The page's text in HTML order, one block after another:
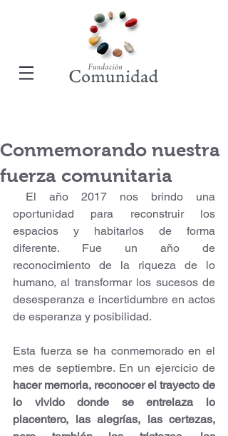
Conmemorando nuestra
fuerza comunitaria
oportunidad para reconstruir los
espacios y habitarlos de forma
diferente. Fue un año de
reconocimiento de la riqueza de lo
humano, al transformar los sucesos de
desesperanza e incertidumbre en actos
de esperanza y posibilidad.
Esta fuerza se ha conmemorado en el
hacer memoria, reconocer el trayecto de
lo vivido donde se entrelaza lo
placentero, las alegrías, las certezas,